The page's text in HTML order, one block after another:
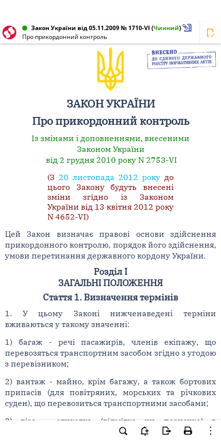
Закон України від 05.11.2009 № 1710-VI (Чинний)
Про прикордонний контроль